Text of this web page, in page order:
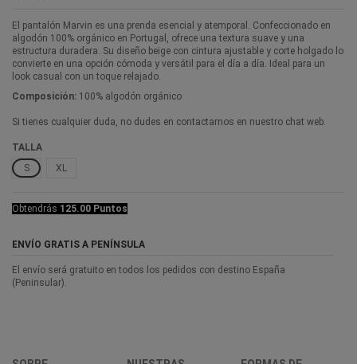
El pantalón Marvin es una prenda esencial y atemporal. Confeccionado en
algodón 100% orgánico en Portugal, ofrece una textura suave y una
estructura duradera. Su diseño beige con cintura ajustable y corte holgado lo
convierte en una opción cómoda y versátil para el día a día. Ideal para un
look casual con un toque relajado.
Composición: 100% algodón orgánico
Si tienes cualquier duda, no dudes en contactarnos en nuestro chat web.
TALLA
S
XL
Obtendrás 125.00 Puntos
ENVÍO GRATIS A PENÍNSULA
El envío será gratuito en todos los pedidos con destino España
(Peninsular).